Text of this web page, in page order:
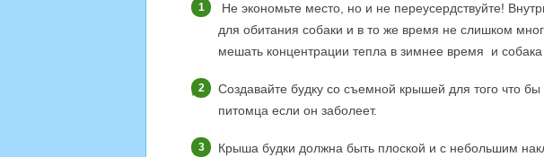
Не экономьте место, но и не переусердствуйте!
для обитания собаки и в то же время не слишком
мешать концентрации тепла в зимнее время и собака
Создавайте будку со съемной крышей для того что бы
питомца если он заболеет.
Крыша будки должна быть плоской и с небольшим